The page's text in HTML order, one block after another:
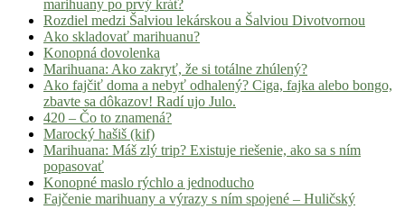
marihuany po prvý krát?
Rozdiel medzi Šalviou lekárskou a Šalviou Divotvornou
Ako skladovať marihuanu?
Konopná dovolenka
Marihuana: Ako zakryť, že si totálne zhúlený?
Ako fajčiť doma a nebyť odhalený? Ciga, fajka alebo bongo,
zbavte sa dôkazov! Radí ujo Julo.
420 – Čo to znamená?
Marocký hašiš (kif)
Marihuana: Máš zlý trip? Existuje riešenie, ako sa s ním
popasovať
Konopné maslo rýchlo a jednoducho
Fajčenie marihuany a výrazy s ním spojené – Huličský